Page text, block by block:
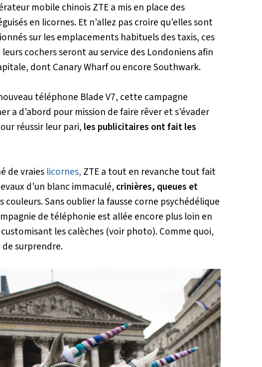
mobile chinois ZTE a mis en place des
en licornes. Et n’allez pas croire qu’elles sont
sur les emplacements habituels des taxis, ces
cochers seront au service des Londoniens afin
dont Canary Wharf ou encore Southwark.
téléphone Blade V7, cette campagne
a d’abord pour mission de faire rêver et s’évader
réussir leur pari, les publicitaires ont fait les
de vraies licornes, ZTE a tout en revanche tout fait
d’un blanc immaculé, crinières, queues et
couleurs. Sans oublier la fausse corne psychédélique
de téléphonie est allée encore plus loin en
les calèches (voir photo). Comme quoi,
de surprendre.